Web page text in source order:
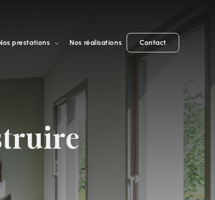
prestations Nos réalisations Contact